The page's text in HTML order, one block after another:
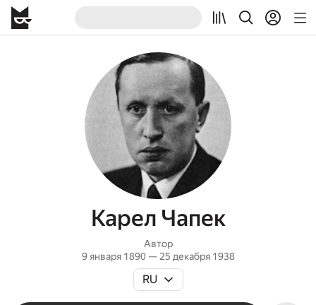
Карел Чапек
Автор
9 января 1890 — 25 декабря 1938
RU